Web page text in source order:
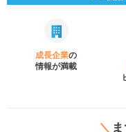
成長企業の
情報が満載
＼